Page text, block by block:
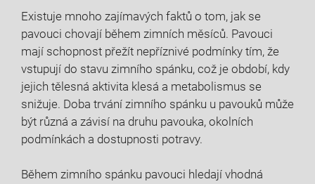
Existuje mnoho zajímavých faktů o tom, jak se
pavouci chovají během zimních měsíců. Pavouci
mají schopnost přežít nepříznivé podmínky tím, že
vstupují do stavu zimního spánku, což je období, kdy
jejich tělesná aktivita klesá a metabolismus se
snižuje. Doba trvání zimního spánku u pavouků může
být různá a závisí na druhu pavouka, okolních
podmínkách a dostupnosti potravy.
Během zimního spánku pavouci hledají vhodná